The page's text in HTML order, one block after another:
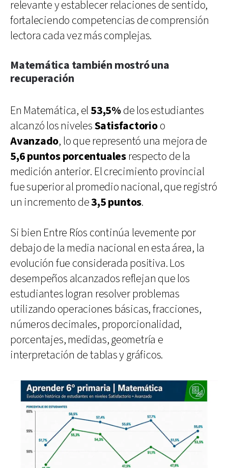
relevante y establecer relaciones de sentido,
fortaleciendo competencias de comprensión
lectora cada vez más complejas.
Matemática también mostró una
recuperación
En Matemática, el 53,5%de los estudiantes
alcanzó los nivelesSatisfactorioo
Avanzado, lo que representó una mejora de
5,6 puntos porcentualesrespecto de la
medición anterior. El crecimiento provincial
fue superior al promedio nacional, que registró
un incremento de3,5 puntos.
Si bien Entre Ríos continúa levemente por
debajo de la media nacional en esta área, la
evolución fue considerada positiva. Los
desempeños alcanzados reflejan que los
estudiantes logran resolver problemas
utilizando operaciones básicas, fracciones,
números decimales, proporcionalidad,
porcentajes, medidas, geometría e
interpretación de tablas y gráficos.